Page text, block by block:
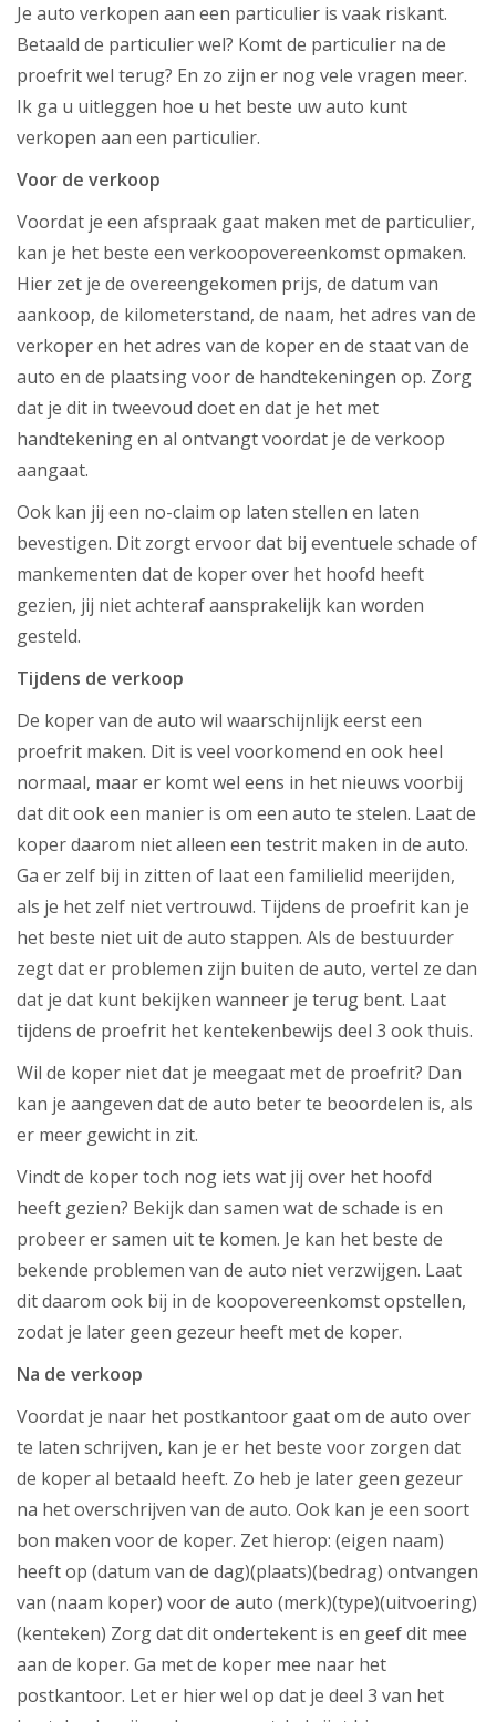
Je auto verkopen aan een particulier is vaak riskant.
Betaald de particulier wel? Komt de particulier na de
proefrit wel terug? En zo zijn er nog vele vragen meer.
Ik ga u uitleggen hoe u het beste uw auto kunt
verkopen aan een particulier.
Voor de verkoop
Voordat je een afspraak gaat maken met de particulier,
kan je het beste een verkoopovereenkomst opmaken.
Hier zet je de overeengekomen prijs, de datum van
aankoop, de kilometerstand, de naam, het adres van de
verkoper en het adres van de koper en de staat van de
auto en de plaatsing voor de handtekeningen op. Zorg
dat je dit in tweevoud doet en dat je het met
handtekening en al ontvangt voordat je de verkoop
aangaat.
Ook kan jij een no-claim op laten stellen en laten
bevestigen. Dit zorgt ervoor dat bij eventuele schade of
mankementen dat de koper over het hoofd heeft
gezien, jij niet achteraf aansprakelijk kan worden
gesteld.
Tijdens de verkoop
De koper van de auto wil waarschijnlijk eerst een
proefrit maken. Dit is veel voorkomend en ook heel
normaal, maar er komt wel eens in het nieuws voorbij
dat dit ook een manier is om een auto te stelen. Laat de
koper daarom niet alleen een testrit maken in de auto.
Ga er zelf bij in zitten of laat een familielid meerijden,
als je het zelf niet vertrouwd. Tijdens de proefrit kan je
het beste niet uit de auto stappen. Als de bestuurder
zegt dat er problemen zijn buiten de auto, vertel ze dan
dat je dat kunt bekijken wanneer je terug bent. Laat
tijdens de proefrit het kentekenbewijs deel 3 ook thuis.
Wil de koper niet dat je meegaat met de proefrit? Dan
kan je aangeven dat de auto beter te beoordelen is, als
er meer gewicht in zit.
Vindt de koper toch nog iets wat jij over het hoofd
heeft gezien? Bekijk dan samen wat de schade is en
probeer er samen uit te komen. Je kan het beste de
bekende problemen van de auto niet verzwijgen. Laat
dit daarom ook bij in de koopovereenkomst opstellen,
zodat je later geen gezeur heeft met de koper.
Na de verkoop
Voordat je naar het postkantoor gaat om de auto over
te laten schrijven, kan je er het beste voor zorgen dat
de koper al betaald heeft. Zo heb je later geen gezeur
na het overschrijven van de auto. Ook kan je een soort
bon maken voor de koper. Zet hierop: (eigen naam)
heeft op (datum van de dag)(plaats)(bedrag) ontvangen
van (naam koper) voor de auto (merk)(type)(uitvoering)
(kenteken) Zorg dat dit ondertekent is en geef dit mee
aan de koper. Ga met de koper mee naar het
postkantoor. Let er hier wel op dat je deel 3 van het